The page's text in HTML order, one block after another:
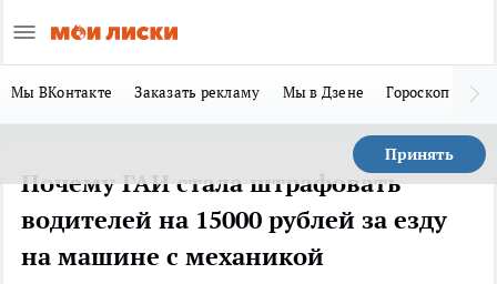
Мы ВКонтакте Заказать рекламу Мы в Дзене Гороскоп
Принять
Почему ГАИ стала штрафовать
водителей на 15000 рублей за езду
на машине с механикой